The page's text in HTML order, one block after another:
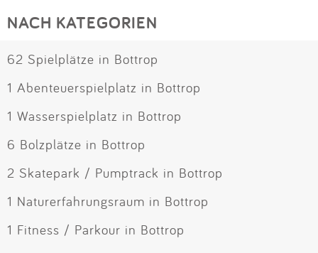
NACH KATEGORIEN
62 Spielplätze in Bottrop
1 Abenteuerspielplatz in Bottrop
1 Wasserspielplatz in Bottrop
6 Bolzplätze in Bottrop
2 Skatepark / Pumptrack in Bottrop
1 Naturerfahrungsraum in Bottrop
1 Fitness / Parkour in Bottrop